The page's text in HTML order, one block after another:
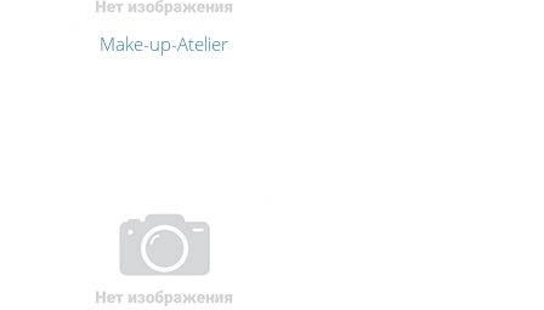
Make-up-Atelier